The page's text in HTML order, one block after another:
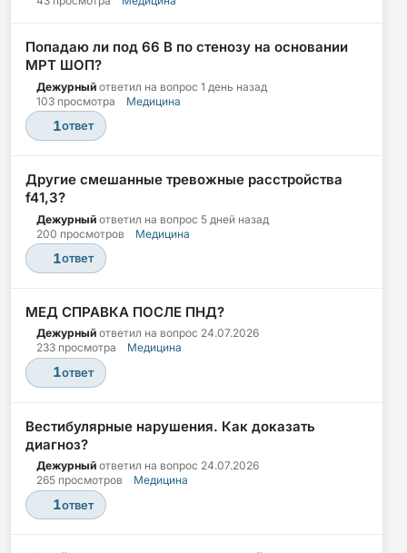
Попадаю ли под 66 В по стенозу на основании
МРТ ШОП?
Дежурный ответил на вопрос 1 день назад
103 просмотра
Медицина
1ответ
Другие смешанные тревожные расстройства
f41,3?
Дежурный ответил на вопрос 5 дней назад
200 просмотров
Медицина
1ответ
МЕД СПРАВКА ПОСЛЕ ПНД?
Дежурный ответил на вопрос 24.07.2026
233 просмотра
Медицина
1ответ
Вестибулярные нарушения. Как доказать
диагноз?
Дежурный ответил на вопрос 24.07.2026
265 просмотров
Медицина
1ответ